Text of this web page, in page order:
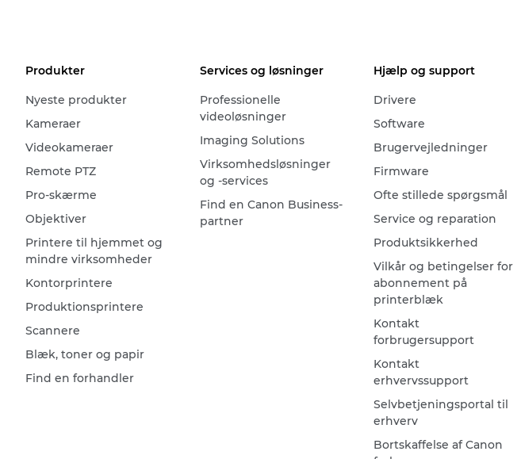
Produkter
Nyeste produkter
Kameraer
Videokameraer
Remote PTZ
Pro-skærme
Objektiver
Printere til hjemmet og
mindre virksomheder
Kontorprintere
Produktionsprintere
Scannere
Blæk, toner og papir
Find en forhandler
Services og løsninger
Professionelle
videoløsninger
Imaging Solutions
Virksomhedsløsninger
og -services
Find en Canon Business-
partner
Hjælp og support
Drivere
Software
Brugervejledninger
Firmware
Ofte stillede spørgsmål
Service og reparation
Produktsikkerhed
Vilkår og betingelser for
abonnement på
printerblæk
Kontakt
forbrugersupport
Kontakt
erhvervssupport
Selvbetjeningsportal til
erhverv
Bortskaffelse af Canon